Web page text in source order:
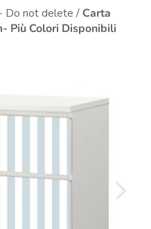
Do not delete / Carta
Più Colori Disponibili